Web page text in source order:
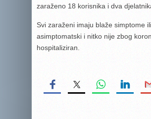
zaraženo 18 korisnika i dva
Svi zaraženi imaju blaže simptome
asimptomatski i nitko nije zbog
hospitaliziran.